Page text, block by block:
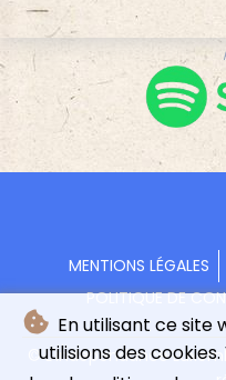
En utilisant ce site
utilisions des
MENTIONS LÉGALES
POLITIQUE DE
© L'indépendance